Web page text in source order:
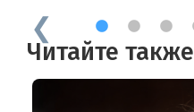
1 2 3
Читайте также